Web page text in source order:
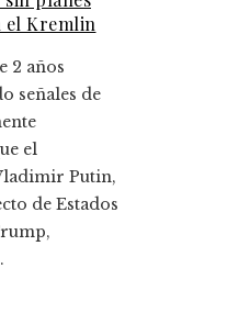
el Kremlin
2 años
señales de
el
Putin,
de Estados